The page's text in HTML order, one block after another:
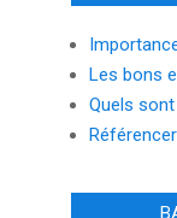
Les bons
Quels sont